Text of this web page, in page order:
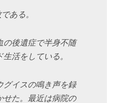
ある。
の後遺症で半身不随
活をしている。
グイスの鳴き声を録
せた。最近は病院の